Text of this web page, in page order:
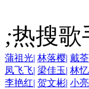
;热搜歌
蒲祖光| 林落樱| 戴荃
凤飞飞| 梁佳玉| 林
李艳红| 贺文彬| 小亮